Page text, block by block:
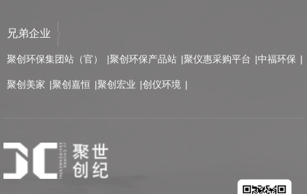
兄弟企业
聚创环保集团站（官） 聚创环保产品站 聚仪惠采购平台 中福环保
聚创美家 聚创嘉恒 聚创宏业 创仪环境